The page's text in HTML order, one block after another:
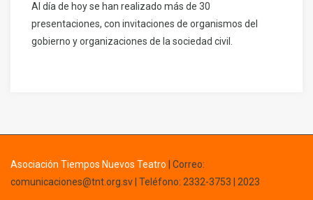
Al día de hoy se han realizado más de 30
presentaciones, con invitaciones de organismos del
gobierno y organizaciones de la sociedad civil.
Asociación Tiempos Nuevos Teatro
Correo:
comunicaciones@tnt.org.sv | Teléfono: 2332-3753 | 2023